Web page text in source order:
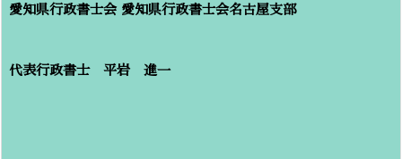
愛知県行政書士会 愛知県行政書士会名古屋支部
代表行政書士 平岩 進一